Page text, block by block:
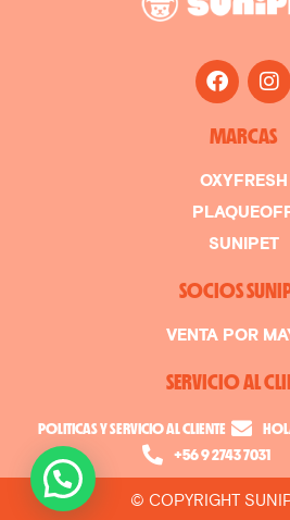
MARCAS
OXYFRESH
SUNIPET
SOCIOS
VENTA POR
SERVICIO AL
POLITICAS Y SERVICIO AL CLIENTE
+56 9 2743 7031
© COPYRIGHT